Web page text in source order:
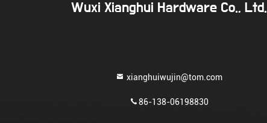
Wuxi Xianghui Hardware Co., Ltd.
xianghuiwujin@tom.com
86-138-06198830